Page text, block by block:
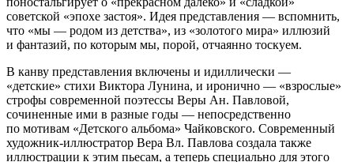
советской «эпохе застоя». Идея представления — вспомнить,
что «мы — родом из детства», из «золотого мира» иллюзий
и фантазий, по которым мы, порой, отчаянно тоскуем.
В канву представления включены и идиллически —
«детские» стихи Виктора Лунина, и иронично — «взрослые»
строфы современной поэтессы Веры Ан. Павловой,
сочиненные ими в разные годы — непосредственно
по мотивам «Детского альбома» Чайковского. Современный
художник-иллюстратор Вера Вл. Павлова создала также
иллюстрации к этим пьесам, а теперь специально для этого